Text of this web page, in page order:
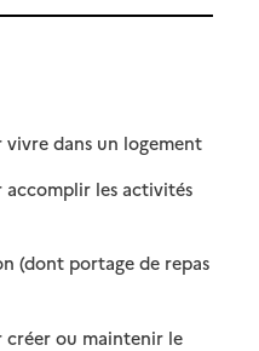
dans un logement
:
: non
accomplir les activités
(dont portage de repas
créer ou maintenir le